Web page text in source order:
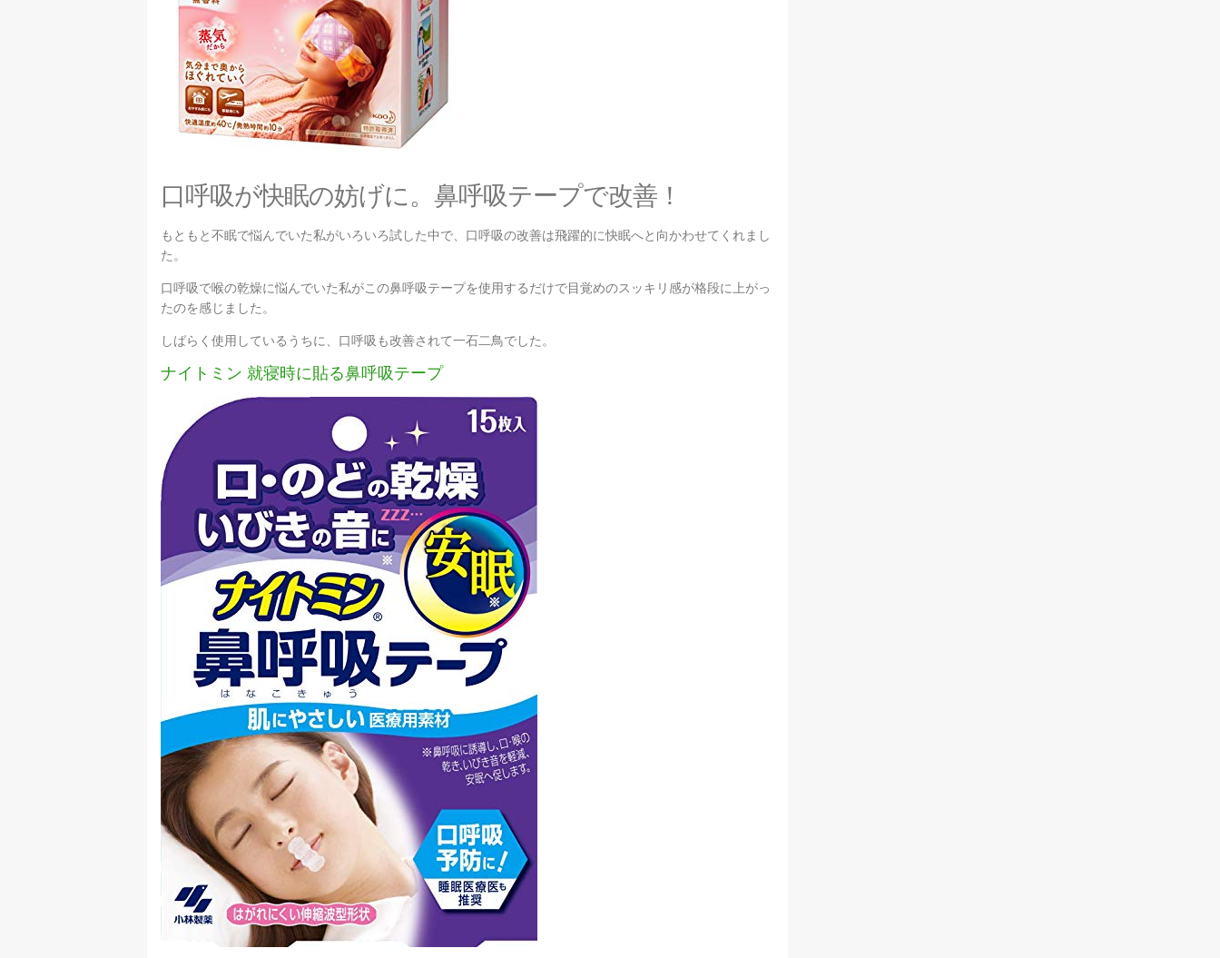
口呼吸が快眠の妨げに。鼻呼吸テープで改善！
もともと不眠で悩んでいた私がいろいろ試した中で、口呼吸の改善は飛躍的に快眠へと向かわせてくれまし
た。
口呼吸で喉の乾燥に悩んでいた私がこの鼻呼吸テープを使用するだけで目覚めのスッキリ感が格段に上がっ
たのを感じました。
しばらく使用しているうちに、口呼吸も改善されて一石二鳥でした。
ナイトミン 就寝時に貼る鼻呼吸テープ